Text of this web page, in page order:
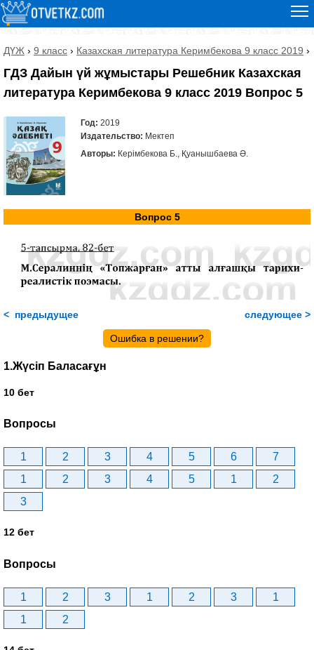
ДҮЖ › 9 класс › Казахская литература Керимбекова 9 класс 2019 ›
ГДЗ Дайын үй жұмыстары Решебник Казахская
литература Керимбекова 9 класс 2019 Вопрос 5
Год: 2019
Издательство: Мектеп
Авторы: Керімбекова Б., Қуанышбаева Ә.
Вопрос 5
< предыдущее следующее >
Ошибка в решении?
1.Жүсіп Баласағұн
10 бет
Вопросы
1 2 3 4 5 6
7
1
2 3 4 5 1
2
3
12 бет
Вопросы
1 2 3 1 2 3
1
1
2